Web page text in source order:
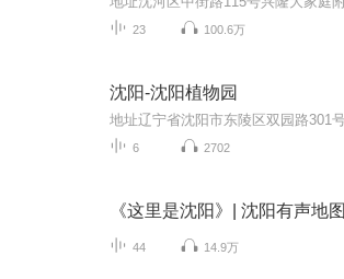
23 100.6万
沈阳-沈阳植物园
6 2702
《这里是沈阳》| 沈阳有声地图
44 14.9万